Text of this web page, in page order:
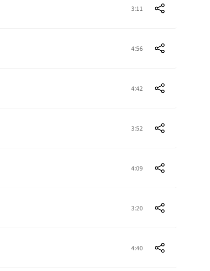
3:11
4:56
4:42
3:52
4:09
3:20
4:40